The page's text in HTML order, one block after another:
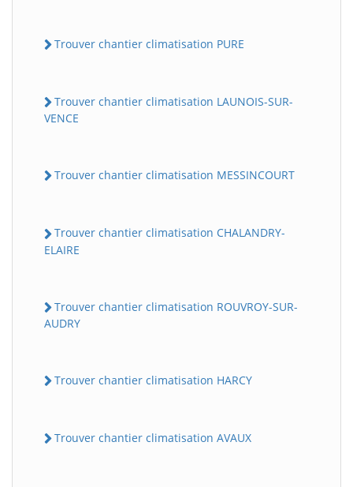
Trouver chantier climatisation PURE
Trouver chantier climatisation LAUNOIS-SUR-
VENCE
Trouver chantier climatisation MESSINCOURT
Trouver chantier climatisation CHALANDRY-
ELAIRE
Trouver chantier climatisation ROUVROY-SUR-
AUDRY
Trouver chantier climatisation HARCY
Trouver chantier climatisation AVAUX